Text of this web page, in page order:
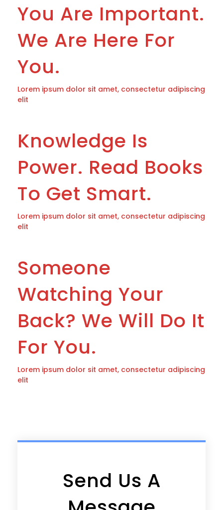
You Are Important.
We Are Here For
You.
Lorem ipsum dolor sit amet, consectetur adipiscing
elit
Knowledge Is
Power. Read Books
To Get Smart.
Lorem ipsum dolor sit amet, consectetur adipiscing
elit
Someone
Watching Your
Back? We Will Do It
For You.
Lorem ipsum dolor sit amet, consectetur adipiscing
elit
Send Us A